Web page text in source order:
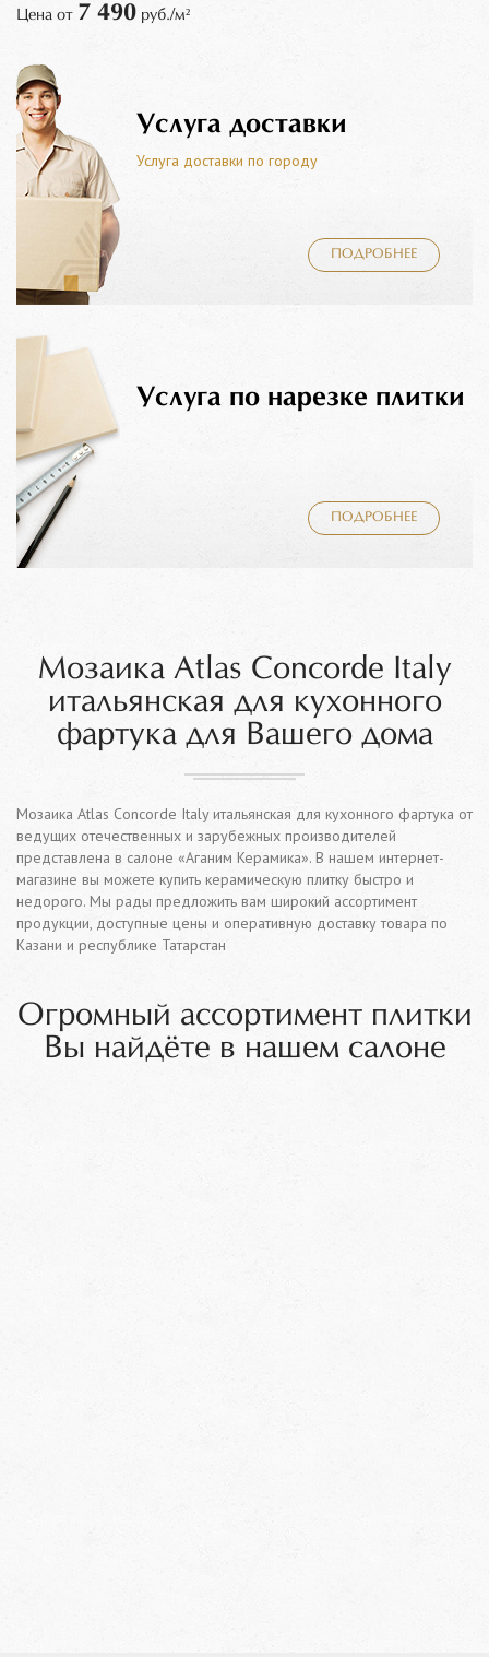
Цена от 7 490 руб./м²
Услуга доставки
Услуга доставки по городу
ПОДРОБНЕЕ
Услуга по нарезке плитки
ПОДРОБНЕЕ
Мозаика Atlas Concorde Italy
итальянская для кухонного
фартука для Вашего дома
Мозаика Atlas Concorde Italy итальянская для кухонного фартука от
ведущих отечественных и зарубежных производителей
представлена в салоне «Аганим Керамика». В нашем интернет-
магазине вы можете купить керамическую плитку быстро и
недорого. Мы рады предложить вам широкий ассортимент
продукции, доступные цены и оперативную доставку товара по
Казани и республике Татарстан
Огромный ассортимент плитки
Вы найдёте в нашем салоне